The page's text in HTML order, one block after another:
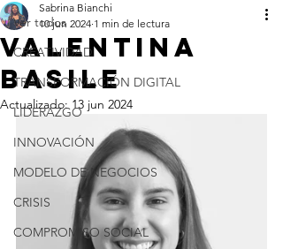
Ver todos
CREATIVIDAD
TRANSFORMACIÓN DIGITAL
LIDERAZGO
INNOVACIÓN
MODELO DE NEGOCIOS
CRISIS
COMPROMISO SOCIAL
VALENTINA
BASILE
Sabrina Bianchi
10 jun 2024 1 min de lectura
Actualizado:13 jun 2024